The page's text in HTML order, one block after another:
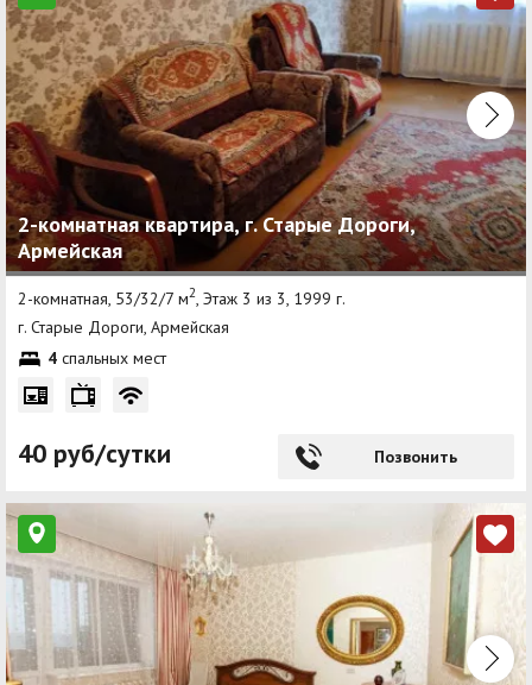
2-комнатная квартира, г. Старые Дороги,
Армейская
2-комнатная, 53/32/7 м2, Этаж 3 из 3, 1999 г.
г. Старые Дороги, Армейская
4 спальных мест
40 руб/сутки Позвонить